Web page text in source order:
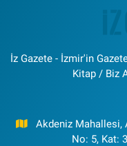
İz Gazete - İzmir'in
Kitap / Biz
Akdeniz Mahallesi,
No: 5, Kat: